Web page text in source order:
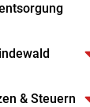
& Steuern